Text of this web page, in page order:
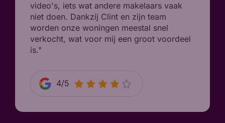
video's, iets wat andere makelaars vaak
niet doen. Dankzij Clint en zijn team
worden onze woningen meestal snel
verkocht, wat voor mij een groot voordeel
is."
4/5